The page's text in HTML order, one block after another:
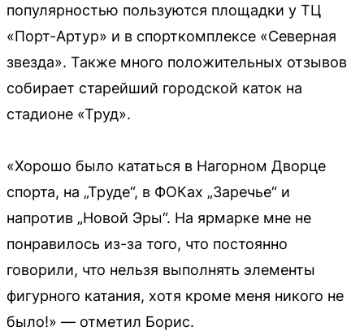
популярностью пользуются площадки у ТЦ
«Порт-Артур» и в спорткомплексе «Северная
звезда». Также много положительных отзывов
собирает старейший городской каток на
стадионе «Труд».
«Хорошо было кататься в Нагорном Дворце
спорта, на „Труде“, в ФОКах „Заречье“ и
напротив „Новой Эры“. На ярмарке мне не
понравилось из-за того, что постоянно
говорили, что нельзя выполнять элементы
фигурного катания, хотя кроме меня никого не
было!» — отметил Борис.